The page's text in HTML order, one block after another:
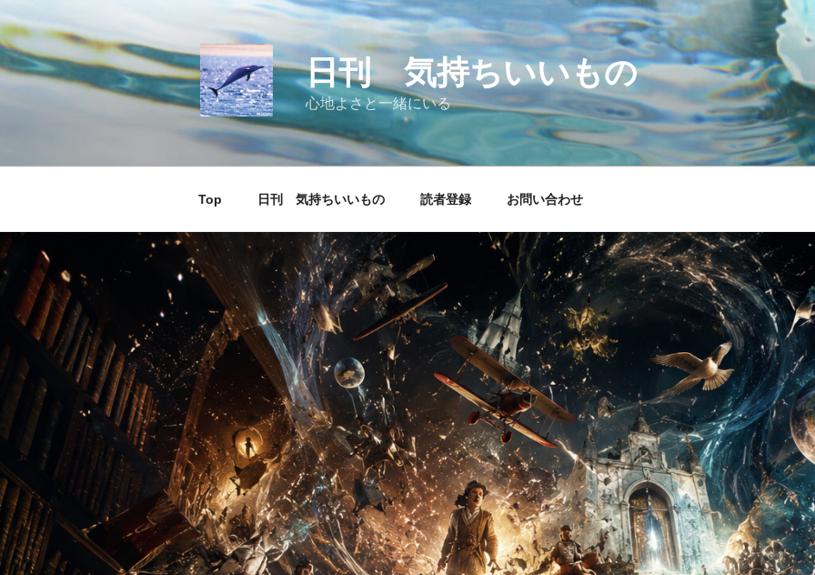
ン
テ
ン
キ
日刊 気持ちいいもの
心地よさと一緒にいる
Top 日刊 気持ちいいもの 読者登録 お問い合わせ